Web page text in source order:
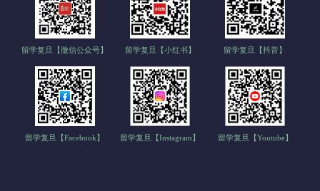
留学复旦【微信公众号】 留学复旦【小红书】 留学复旦【抖音】
留学复旦【Facebook】 留学复旦【Instagram】 留学复旦【Youtube】